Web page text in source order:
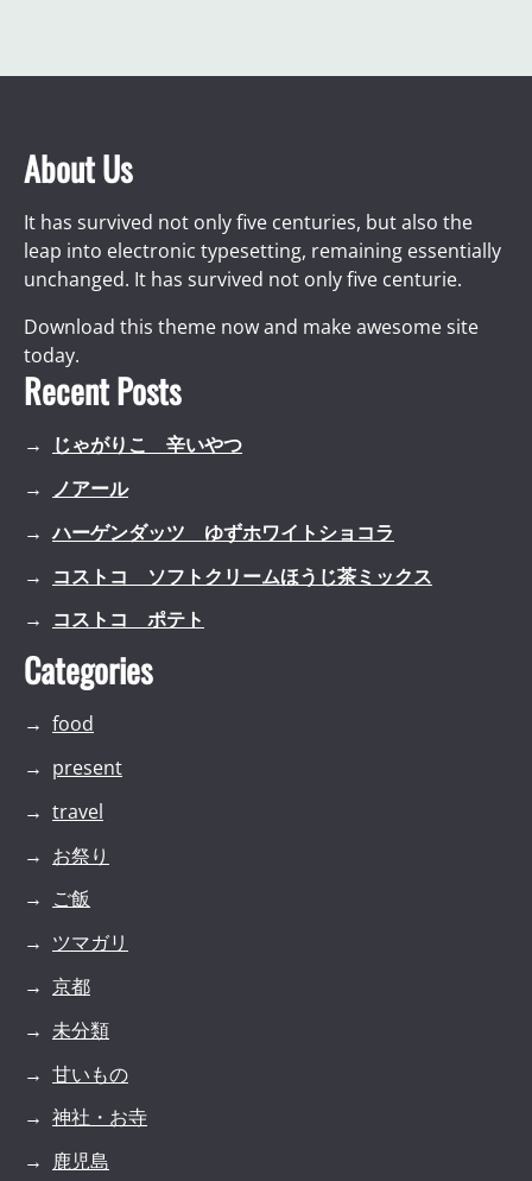
About Us
It has survived not only five centuries, but also the
leap into electronic typesetting, remaining essentially
unchanged. It has survived not only five centurie.
Download this theme now and make awesome site
today.
Recent Posts
じゃがりこ 辛いやつ
ノアール
ハーゲンダッツ ゆずホワイトショコラ
コストコ ソフトクリームほうじ茶ミックス
コストコ ポテト
Categories
food
present
travel
お祭り
ご飯
ツマガリ
京都
未分類
甘いもの
神社・お寺
鹿児島